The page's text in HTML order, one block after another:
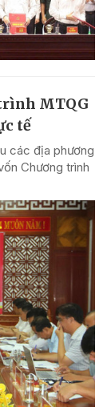
MTQG
tế
các địa phương
Chương trình